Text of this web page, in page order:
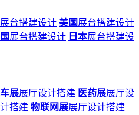
展台搭建设计 美国 展台搭建设计
展台搭建设计 日本展台搭建设
展展厅设计搭建 医药展展厅设
搭建 物联网展展厅设计搭建